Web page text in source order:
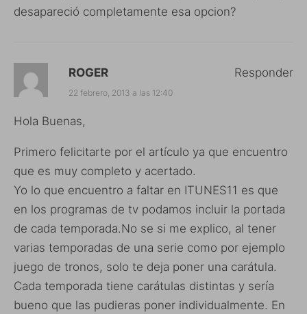
desapareció completamente esa opcion?
ROGER
22 febrero, 2013 a las 12:40
Hola Buenas,
Primero felicitarte por el artículo ya que encuentro
que es muy completo y acertado.
Yo lo que encuentro a faltar en ITUNES11 es que
en los programas de tv podamos incluir la portada
de cada temporada.No se si me explico, al tener
varias temporadas de una serie como por ejemplo
juego de tronos, solo te deja poner una carátula.
Cada temporada tiene carátulas distintas y sería
bueno que las pudieras poner individualmente. En
Responder